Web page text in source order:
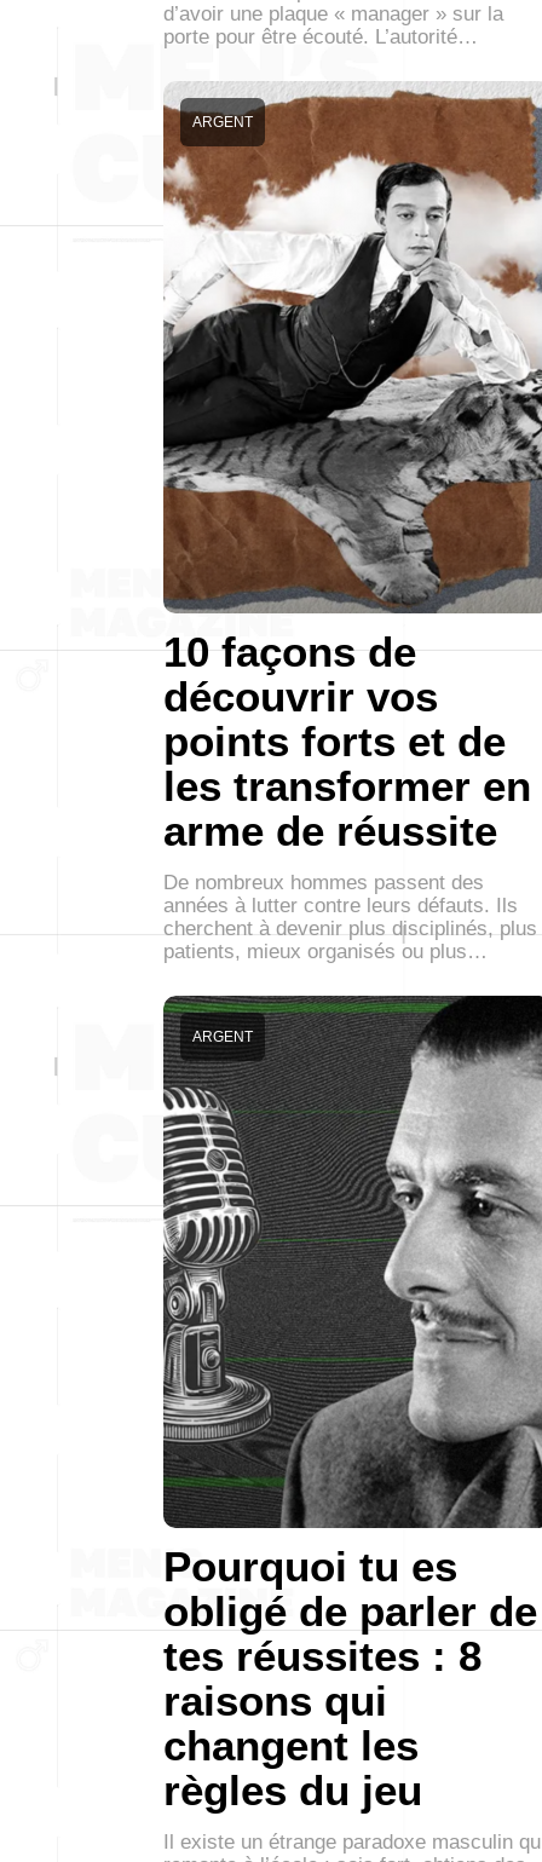
d’avoir une plaque « manager » sur la
porte pour être écouté. L’autorité…
10 façons de
découvrir vos
points forts et de
les transformer en
arme de réussite
ARGENT
De nombreux hommes passent des
années à lutter contre leurs défauts. Ils
cherchent à devenir plus disciplinés, plus
patients, mieux organisés ou plus…
Pourquoi tu es
obligé de parler de
tes réussites : 8
raisons qui
changent les
règles du jeu
ARGENT
Il existe un étrange paradoxe masculin